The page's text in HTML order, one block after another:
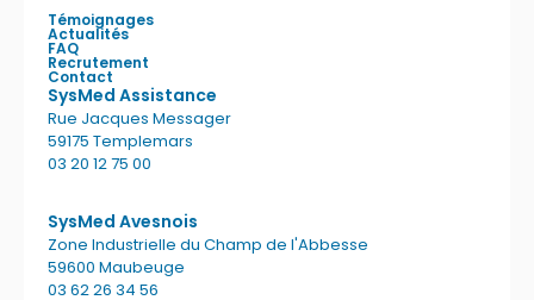
Témoignages
Actualités
FAQ
Recrutement
Contact
SysMed Assistance
Rue Jacques Messager
59175 Templemars
03 20 12 75 00
SysMed Avesnois
Zone Industrielle du Champ de l'Abbesse
59600 Maubeuge
03 62 26 34 56